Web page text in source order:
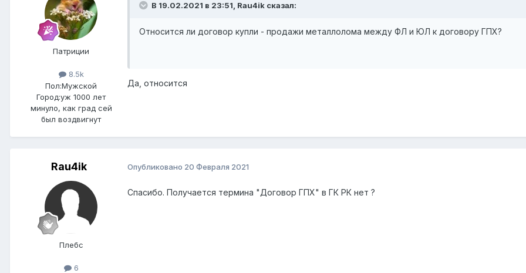
Патриции
8.5k
Пол:Мужской
Город:уж 1000 лет
минуло, как град сей
был воздвигнут
В 19.02.2021 в 23:51, Rau4ik сказал:
Относится ли договор купли - продажи металлолома между ФЛ и ЮЛ к договору ГПХ?
Да, относится
Rau4ik
Плебс
6
Опубликовано 20 Февраля 2021
Спасибо. Получается термина "Договор ГПХ" в ГК РК нет ?